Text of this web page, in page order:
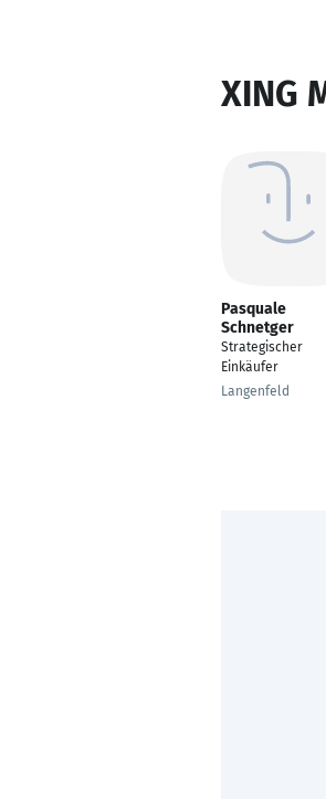
XING
Pasquale
Schnetger
Strategischer
Einkäufer
Langenfeld